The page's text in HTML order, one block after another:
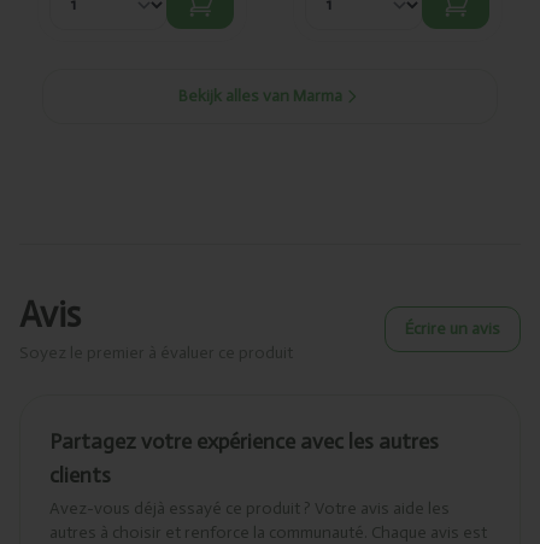
Bekijk alles van Marma
Avis Écrire un avis
Partagez votre expérience avec les autres
clients
Avez-vous déjà essayé ce produit ? Votre avis aide les
autres à choisir et renforce la communauté. Chaque avis est